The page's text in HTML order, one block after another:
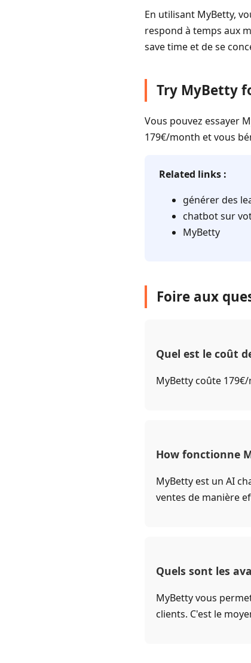
En utilisant MyBetty,
respond à temps aux
save time et de se
Try MyBetty
Vous pouvez essayer
179€/month et vous
Related links :
générer des
chatbot sur
MyBetty
Foire aux
Quel est le coût
MyBetty coûte
How fonctionne
MyBetty est un AI
ventes de manière
Quels sont les
MyBetty vous
clients. C'est le